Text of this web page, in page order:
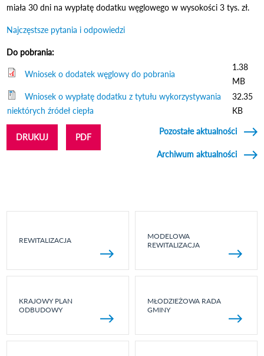
miała 30 dni na wypłatę dodatku węglowego w wysokości 3 tys. zł.
Najczęstsze pytania i odpowiedzi
Do pobrania:
Wniosek o dodatek węglowy do pobrania
1.38
MB
Wniosek o wypłatę dodatku z tytułu wykorzystywania
niektórych źródeł ciepła
32.35
KB
DRUKUJ PDF
Pozostałe aktualności
Archiwum aktualności
REWITALIZACJA
MODELOWA
REWITALIZACJA
KRAJOWY PLAN
ODBUDOWY
MŁODZIEŻOWA RADA
GMINY